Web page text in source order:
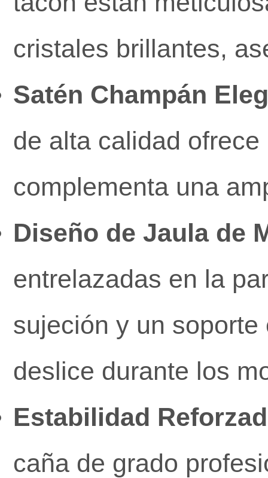
cristales brillantes,
Satén Champán
de alta calidad
complementa una
Diseño de Jaula de
entrelazadas en la
sujeción y un
deslice durante los
Estabilidad
caña de grado